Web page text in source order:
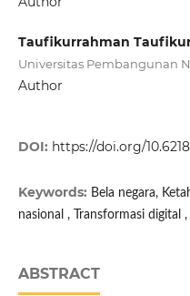
Taufikurrahman
Universitas Pembangunan
Author
DOI: https://doi.org/
Keywords: Bela negara,
nasional , Transformasi digital ,
ABSTRACT